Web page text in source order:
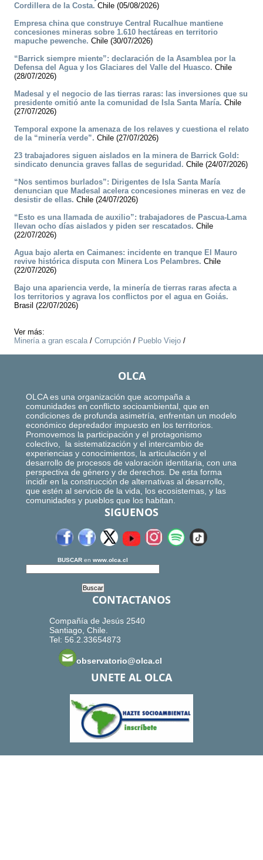
Cordillera de la Costa. Chile (05/08/2026)
Empresa china que construye Central Rucalhue mantiene
concesiones mineras sobre 1.610 hectáreas en territorio
mapuche pewenche. Chile (30/07/2026)
“Barrick siempre miente”: declaración de la Asamblea por la
Defensa del Agua y los Glaciares del Valle del Huasco. Chile
(28/07/2026)
Madesal y el negocio de las tierras raras: las inversiones que su
presidente omitió ante la comunidad de Isla Santa María. Chile
(27/07/2026)
Temporal expone la amenaza de los relaves y cuestiona el relato
de la “minería verde”. Chile (27/07/2026)
23 trabajadores siguen aislados en la minera de Barrick Gold:
sindicato denuncia graves fallas de seguridad. Chile (24/07/2026)
“Nos sentimos burlados”: Dirigentes de Isla Santa María
denuncian que Madesal acelera concesiones mineras en vez de
desistir de ellas. Chile (24/07/2026)
“Esto es una llamada de auxilio”: trabajadores de Pascua-Lama
llevan ocho días aislados y piden ser rescatados. Chile
(22/07/2026)
Agua bajo alerta en Caimanes: incidente en tranque El Mauro
revive histórica disputa con Minera Los Pelambres. Chile
(22/07/2026)
Bajo una apariencia verde, la minería de tierras raras afecta a
los territorios y agrava los conflictos por el agua en Goiás.
Brasil (22/07/2026)
Ver más:
Minería a gran escala/ Corrupción / Pueblo Viejo /
OLCA
OLCA es una organización que acompaña a
comunidades en conflicto socioambiental, que en
condiciones de profunda asimetría, enfrentan un modelo
económico depredador impuesto en los territorios.
Promovemos la participación y el protagonismo
colectivo, la sistematización y el intercambio de
experiencias y conocimientos, la articulación y el
desarrollo de procesos de valoración identitaria, con una
perspectiva de género y de derechos. De esta forma
incidir en la construcción de alternativas al desarrollo,
que estén al servicio de la vida, los ecosistemas, y las
comunidades y pueblos que los habitan.
SIGUENOS
BUSCAR en www.olca.cl
CONTACTANOS
Compañía de Jesús 2540
Santiago, Chile.
Tel: 56.2.33654873
observatorio@olca.cl
UNETE AL OLCA